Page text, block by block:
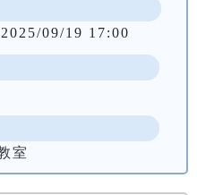
09/19 17:00
室